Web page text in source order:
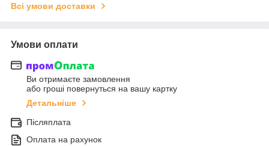
Всі умови доставки
Умови оплати
Ви отримаєте замовлення
або гроші повернуться на вашу картку
Детальніше
Післяплата
Оплата на рахунок